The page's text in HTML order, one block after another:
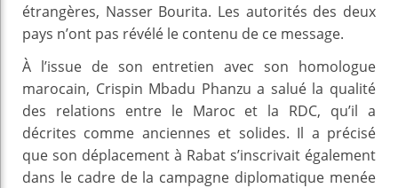
étrangères, Nasser Bourita. Les autorités des deux
pays n’ont pas révélé le contenu de ce message.
À l’issue de son entretien avec son homologue
marocain, Crispin Mbadu Phanzu a salué la qualité
des relations entre le Maroc et la RDC, qu’il a
décrites comme anciennes et solides. Il a précisé
que son déplacement à Rabat s’inscrivait également
dans le cadre de la campagne diplomatique menée